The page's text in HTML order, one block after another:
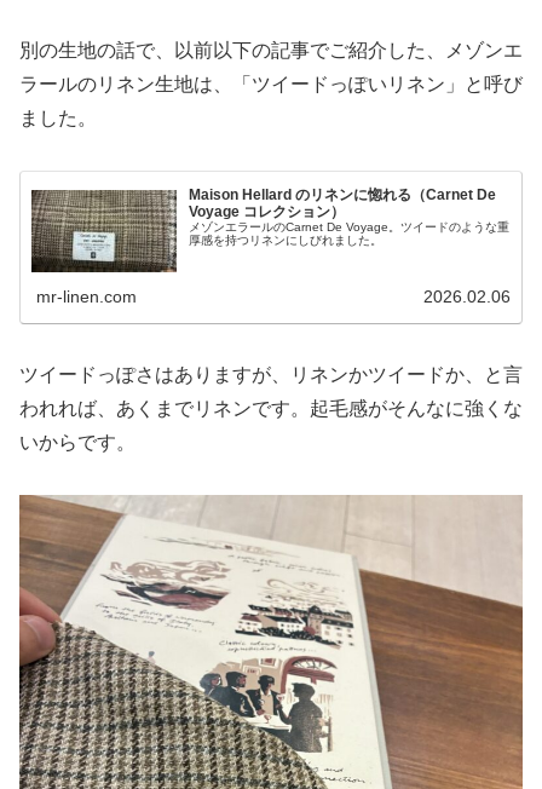
別の生地の話で、以前以下の記事でご紹介した、メゾンエ
ラールのリネン生地は、「ツイードっぽいリネン」と呼び
ました。
Maison Hellard のリネンに惚れる（Carnet De
Voyage コレクション）
メゾンエラールのCarnet De Voyage。ツイードのような重
厚感を持つリネンにしびれました。
mr-linen.com 2026.02.06
ツイードっぽさはありますが、リネンかツイードか、と言
われれば、あくまでリネンです。起毛感がそんなに強くな
いからです。